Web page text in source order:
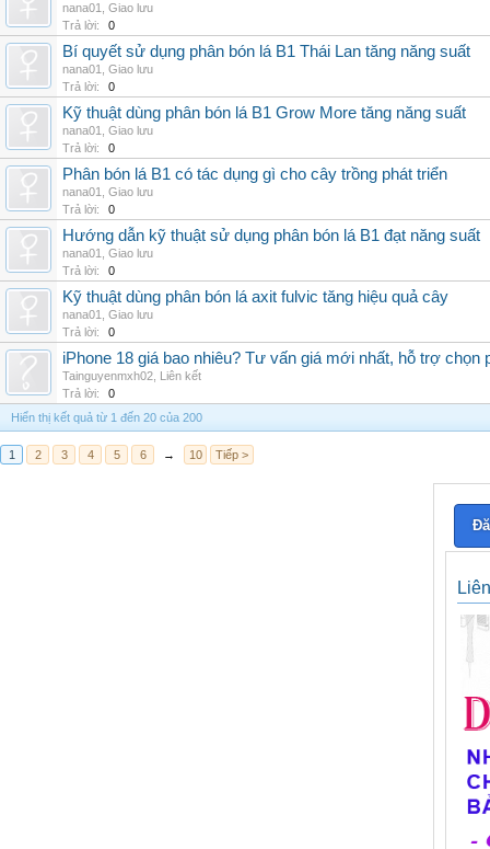
nana01
Giao lưu
Trả lời:
0
Bí quyết sử dụng phân bón lá B1 Thái Lan tăng năng suất
nana01
Giao lưu
Trả lời:
0
Kỹ thuật dùng phân bón lá B1 Grow More tăng năng suất
nana01
Giao lưu
Trả lời:
0
Phân bón lá B1 có tác dụng gì cho cây trồng phát triển
nana01
Giao lưu
Trả lời:
0
Hướng dẫn kỹ thuật sử dụng phân bón lá B1 đạt năng suất
nana01
Giao lưu
Trả lời:
0
Kỹ thuật dùng phân bón lá axit fulvic tăng hiệu quả cây
nana01
Giao lưu
Trả lời:
0
iPhone 18 giá bao nhiêu? Tư vấn giá mới nhất, hỗ trợ chọn
Tainguyenmxh02 Liên kết
Trả lời:
0
Hiển thị kết quả từ 1 đến 20 của 200
1 2 3 4 5 6 → 10 Tiếp >